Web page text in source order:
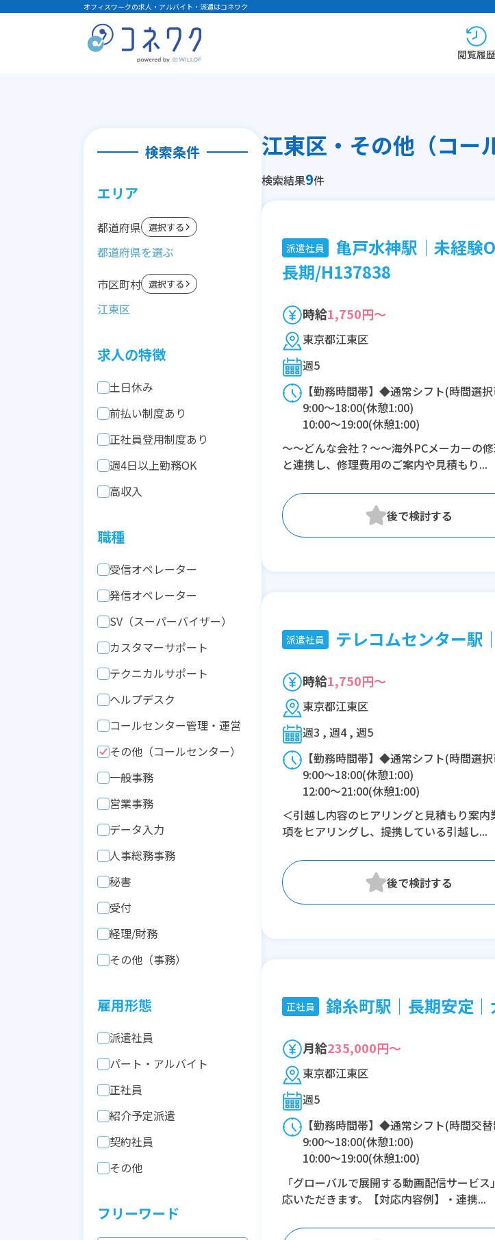
オフィスワークの求人・アルバイト・派遣はコネワク
閲覧履歴
検索条件
エリア
都道府県 選択する
市区町村 選択する
江東区
求人の特徴
土日休み
前払い制度あり
正社員登用制度あり
週4日以上勤務OK
高収入
職種
受信オペレーター
発信オペレーター
SV（スーパーバイザー）
カスタマーサポート
テクニカルサポート
ヘルプデスク
コールセンター管理・運営
その他（コールセンター）
一般事務
営業事務
データ入力
人事総務事務
秘書
受付
経理/財務
その他（事務）
雇用形態
派遣社員
パート・アルバイト
正社員
紹介予定派遣
契約社員
その他
フリーワード
検索結果9件
派遣社員
亀戸水神駅│未経験
長期/H137838
時給1,750円～
東京都江東区
週5
【勤務時間帯】◆通常シフト(時間選
9:00〜18:00(休憩1:00)
10:00〜19:00(休憩1:00)
※残業：5〜10時間程度/月
～～どんな会社？～～海外PCメーカーの
と連携し、修理費用のご案内や見積もり...
派遣社員 テレコムセンター駅
時給1,750円～
東京都江東区
週3 , 週4 , 週5
【勤務時間帯】◆通常シフト(時間選
9:00〜18:00(休憩1:00)
12:00〜21:00(休憩1:00)
※残業：0〜10時間程度/月
※時短：17:00～21:00
＜引越し内容のヒアリングと見積もり案
項をヒアリングし、提携している引越し...
正社員 錦糸町駅｜長期安定
月給235,000円～
東京都江東区
週5
【勤務時間帯】◆通常シフト(時間交
9:00〜18:00(休憩1:00)
10:00〜19:00(休憩1:00)
11:00〜20:00(休憩1:00)
12:00〜21:00(休憩1:00)
※残業：0〜10時間程度/月
「グローバルで展開する動画配信サービ
応いただきます。【対応内容例】・連携...